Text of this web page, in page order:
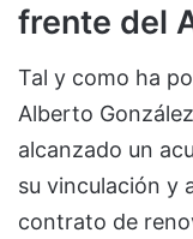
frente del
Tal y como ha
Alberto
alcanzado un
su vinculación y
contrato de